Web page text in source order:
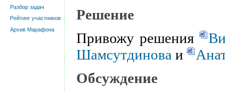
Разбор задач
Рейтинг участников
Архив Марафона
Решение
Привожу решения
Шамсутдинова и
Обсуждение